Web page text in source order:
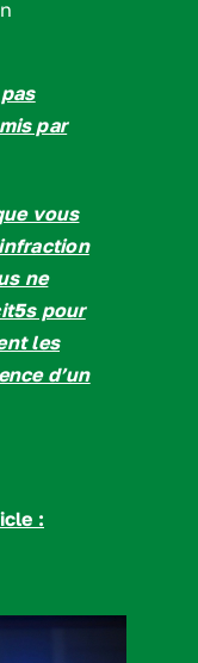
par
vous
ne
pour
les
d’un
: